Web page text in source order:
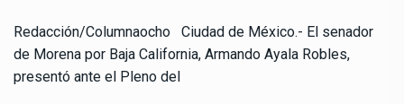
Redacción/Columnaocho Ciudad de México.- El senador
de Morena por Baja California, Armando Ayala Robles,
presentó ante el Pleno del